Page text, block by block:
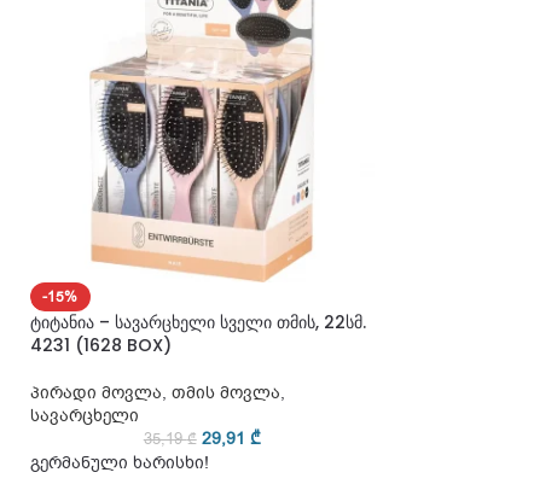
-15%
ტიტანია – სავარცხელი სველი თმის, 22სმ.
4231 (1628 BOX)
პირადი მოვლა, თმის მოვლა,
სავარცხელი
35,19₾ 29,91 ₾
გერმანული ხარისხი!